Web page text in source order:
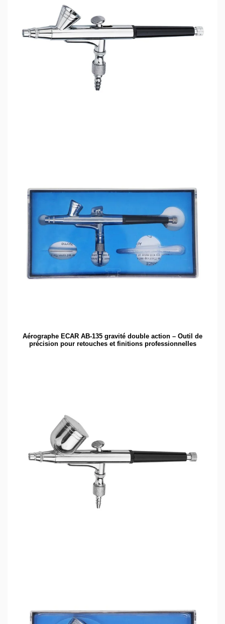
Aérographe ECAR AB-135 gravité double action – Outil de
précision pour retouches et finitions professionnelles